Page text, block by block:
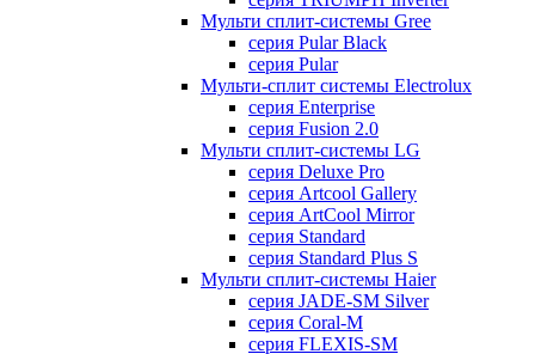
Мульти сплит-системы Gree
серия Pular Black
серия Pular
Мульти-сплит системы Electrolux
серия Enterprise
серия Fusion 2.0
Мульти сплит-системы LG
серия Deluxe Pro
серия Artcool Gallery
серия ArtCool Mirror
серия Standard
серия Standard Plus S
Мульти сплит-системы Haier
серия JADE-SM Silver
серия Coral-M
серия FLEXIS-SM